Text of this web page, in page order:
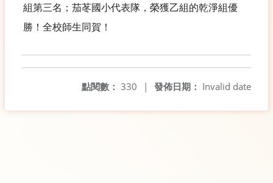
組第三名；茄苳國小代表隊，榮獲乙組的乾淨組優
勝！全校師生同賀！
發佈日期： Invalid date
點閱數： 330 |